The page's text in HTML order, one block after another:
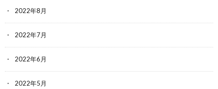
2022年8月
2022年7月
2022年6月
2022年5月